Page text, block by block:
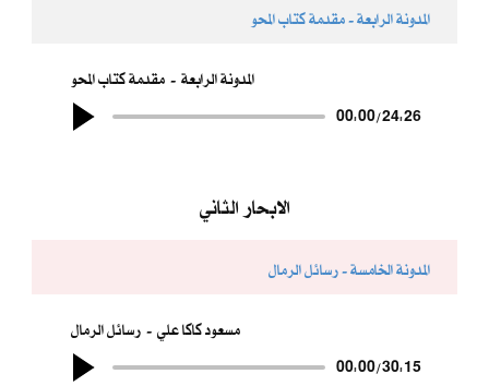
المدونة الرابعة - مقدمة كتاب المحو
مقدمة كتاب المحو المدونة الرابعة
00:00/24:26
الابحار الثاني
المدونة الخامسة - رسائل الرمال
رسائل الرمال مسعود كاكا علي
00:00/30:15